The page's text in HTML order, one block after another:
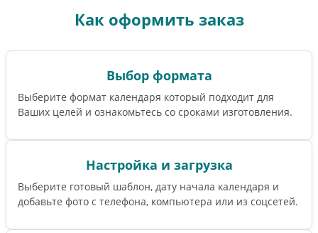
Как оформить заказ
Выбор формата
Выберите формат календаря который подходит для
Ваших целей и ознакомьтесь со сроками изготовления.
Настройка и загрузка
Выберите готовый шаблон, дату начала календаря и
добавьте фото с телефона, компьютера или из соцсетей.